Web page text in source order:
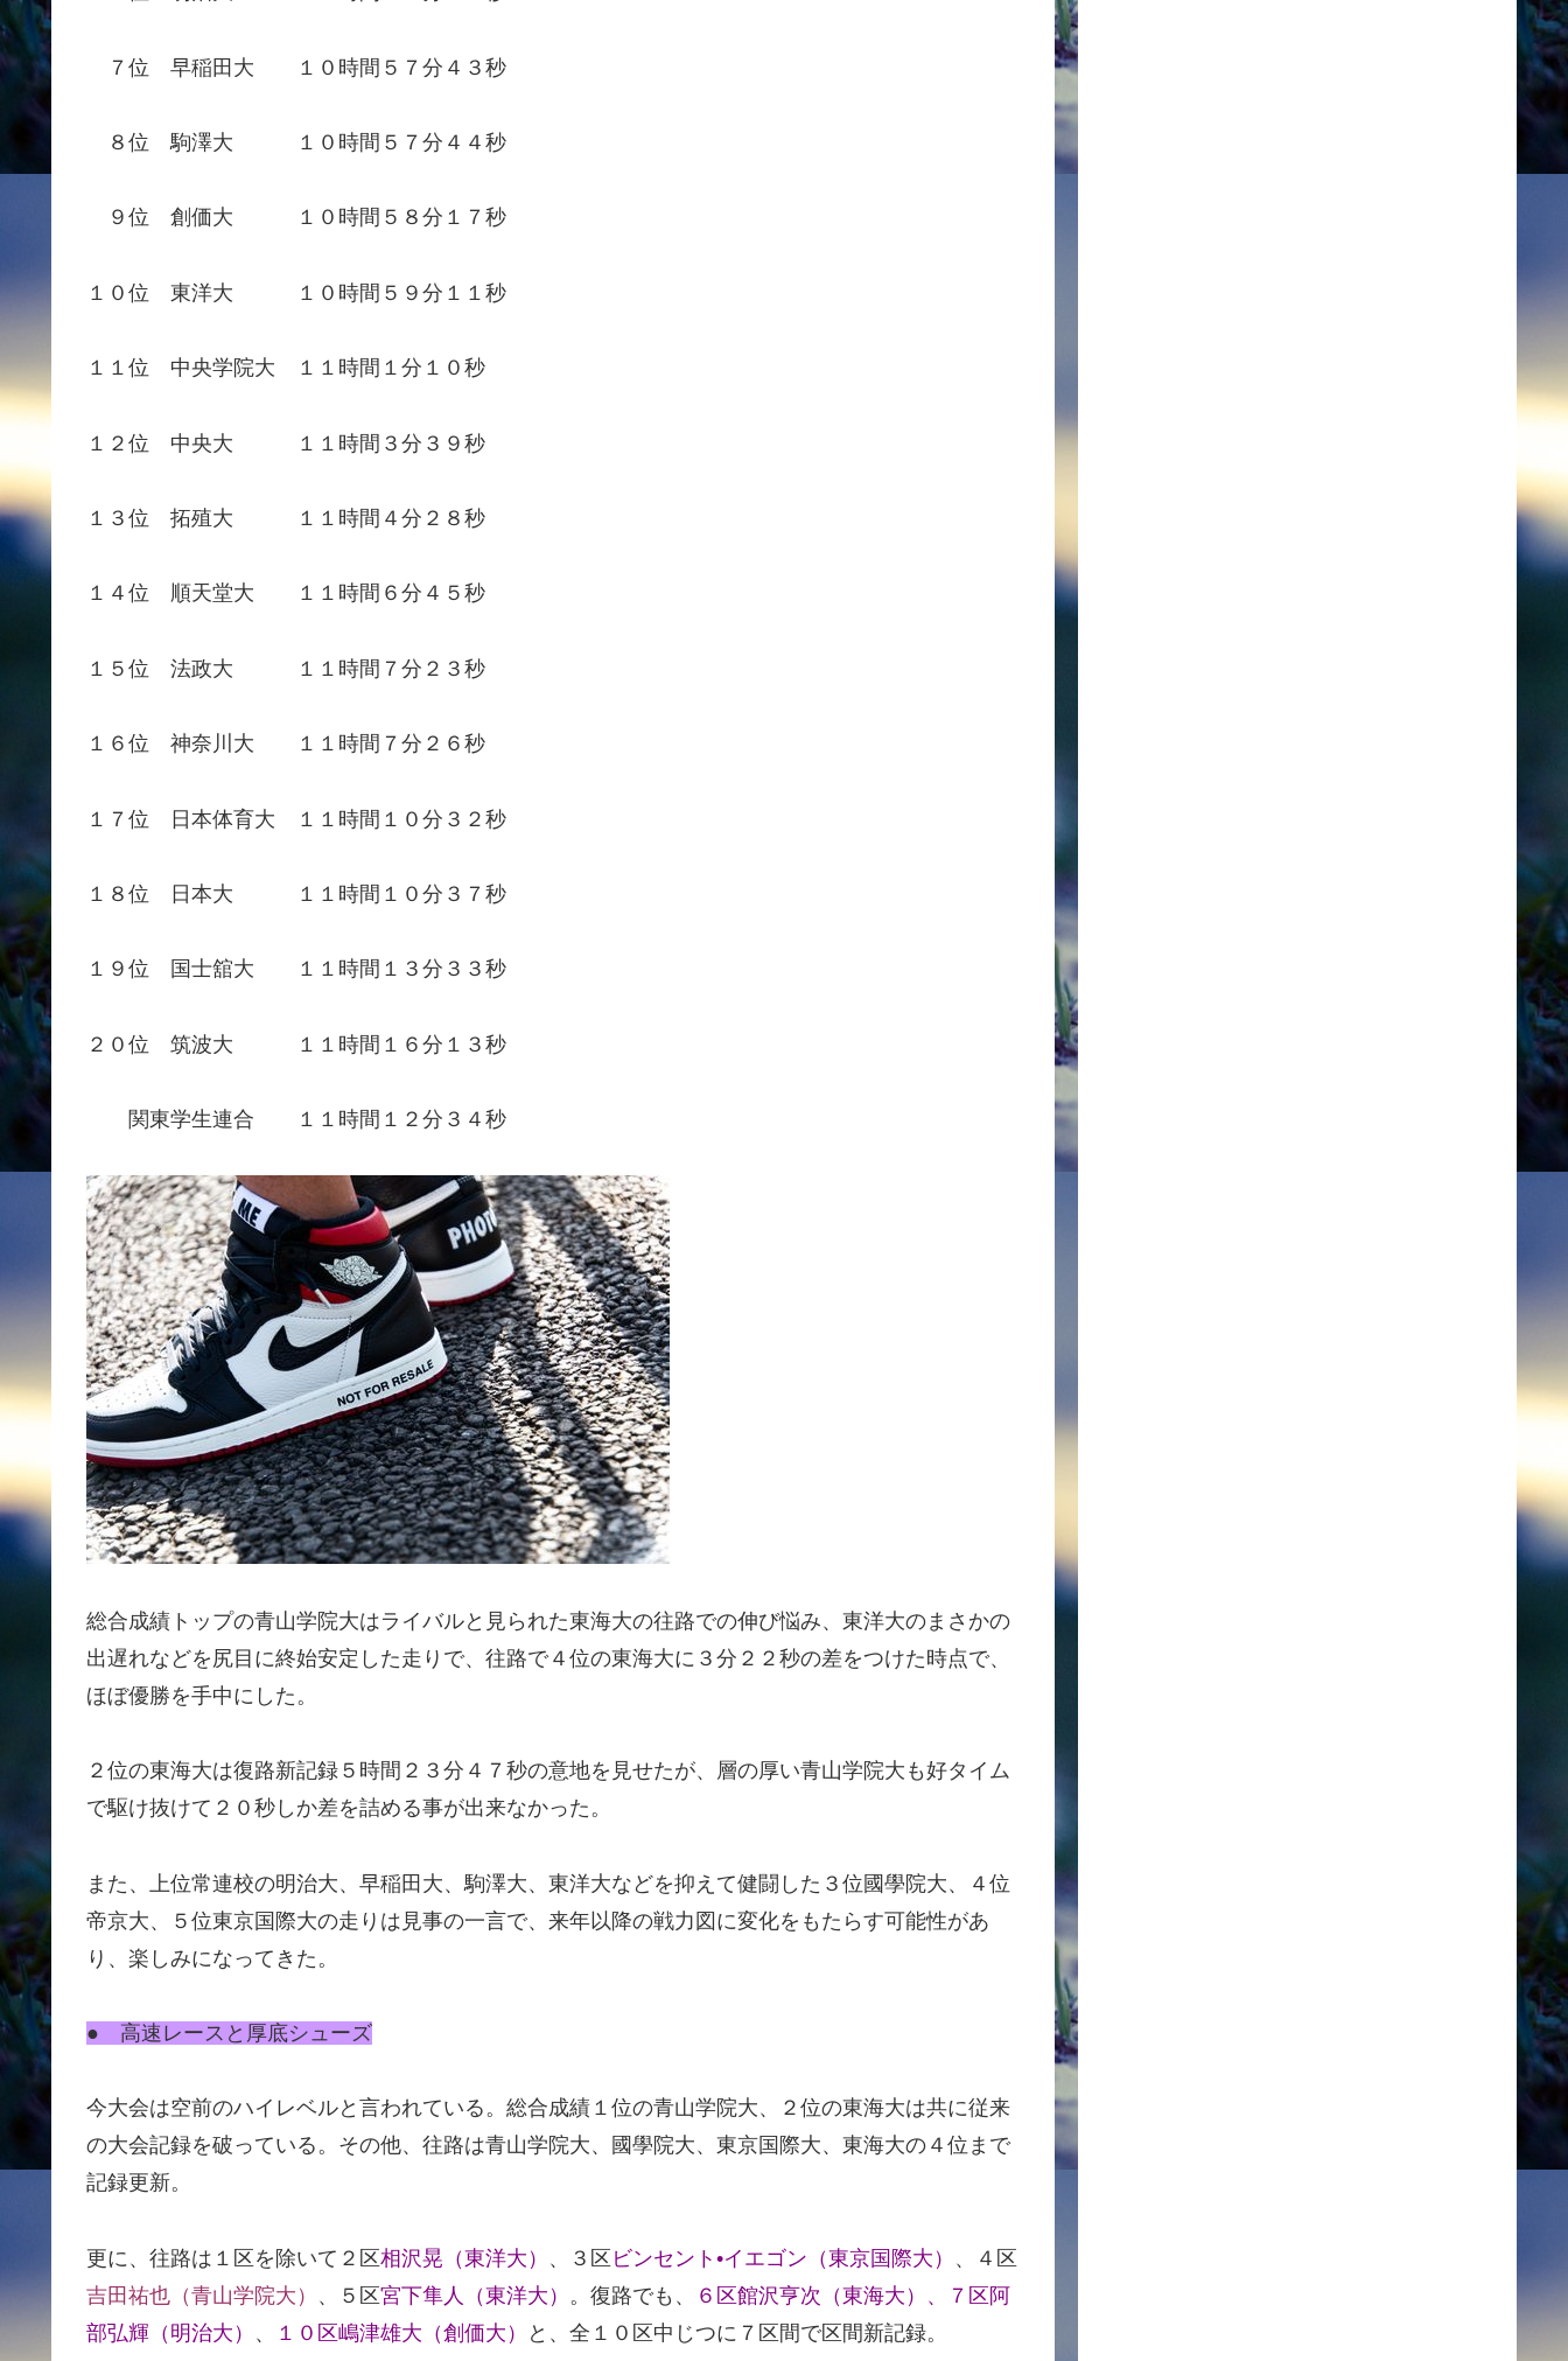
７位 早稲田大 １０時間５７分４３秒
８位 駒澤大 １０時間５７分４４秒
９位 創価大 １０時間５８分１７秒
１０位 東洋大 １０時間５９分１１秒
１１位 中央学院大 １１時間１分１０秒
１２位 中央大 １１時間３分３９秒
１３位 拓殖大 １１時間４分２８秒
１４位 順天堂大 １１時間６分４５秒
１５位 法政大 １１時間７分２３秒
１６位 神奈川大 １１時間７分２６秒
１７位 日本体育大 １１時間１０分３２秒
１８位 日本大 １１時間１０分３７秒
１９位 国士舘大 １１時間１３分３３秒
２０位 筑波大 １１時間１６分１３秒
関東学生連合 １１時間１２分３４秒
総合成績トップの青山学院大はライバルと見られた東海大の往路での伸び悩み、東洋大のまさかの
出遅れなどを尻目に終始安定した走りで、往路で４位の東海大に３分２２秒の差をつけた時点で、
ほぼ優勝を手中にした。
２位の東海大は復路新記録５時間２３分４７秒の意地を見せたが、層の厚い青山学院大も好タイム
で駆け抜けて２０秒しか差を詰める事が出来なかった。
また、上位常連校の明治大、早稲田大、駒澤大、東洋大などを抑えて健闘した３位國學院大、４位
帝京大、５位東京国際大の走りは見事の一言で、来年以降の戦力図に変化をもたらす可能性があ
り、楽しみになってきた。
● 高速レースと厚底シューズ
今大会は空前のハイレベルと言われている。総合成績１位の青山学院大、２位の東海大は共に従来
の大会記録を破っている。その他、往路は青山学院大、國學院大、東京国際大、東海大の４位まで
記録更新。
更に、往路は１区を除いて２区相沢晃（東洋大） 、３区 ビンセント•イエゴン（東京国際大） 、４区
吉田祐也（青山学院大 ） 、５区宮下隼人（東洋大） 。復路でも、 ６区館沢亨次 （東海大） 、
７区阿
部弘輝（明治大） 、 １０区嶋津雄大（創価大） と、全１０区中じつに７区間で区間新記録。